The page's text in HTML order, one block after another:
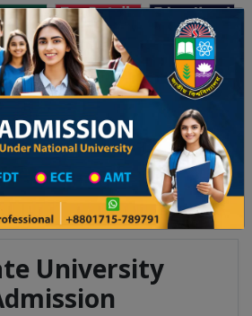
অনার্স ভর্তি প্রফেশনাল অনার্স
বিজ্ঞপ্তি ঢাকা বিশ্ববিদ্যালয় ২০২৫-২৬ শিক্ষাবর্ষে
Teachers Training Information
University